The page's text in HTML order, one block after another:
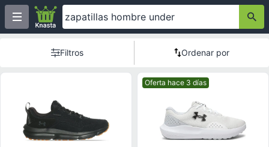
Filtros Ordenar por
Mejor precio.
Oferta hace 3 días